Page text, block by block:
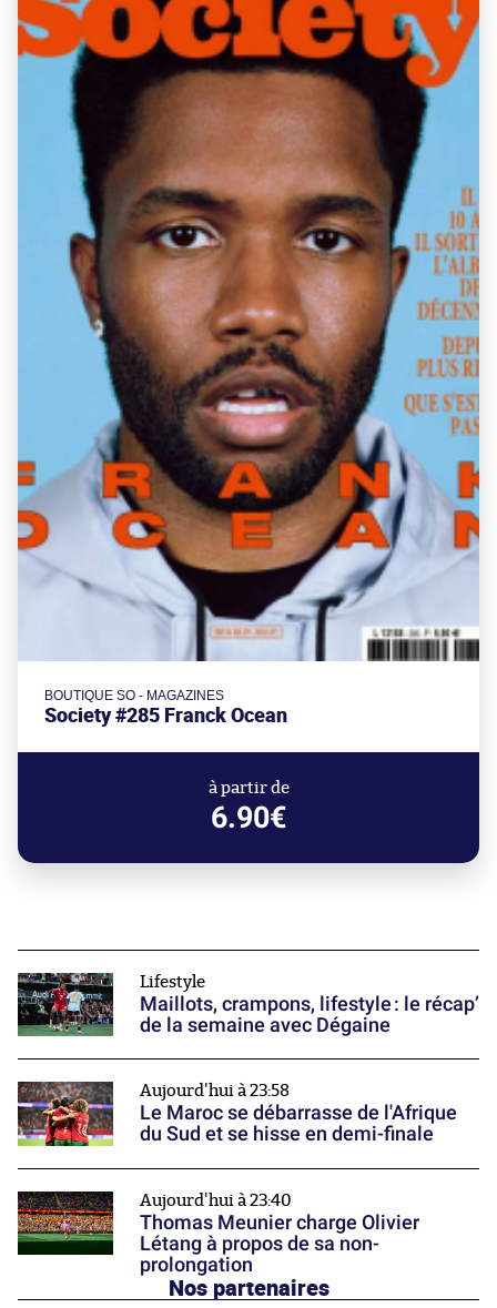
BOUTIQUE SO - MAGAZINES
Society #285 Franck Ocean
à partir de
6.90€
Lifestyle
Maillots, crampons, lifestyle : le récap’
de la semaine avec Dégaine
Aujourd'hui à 23:58
Le Maroc se débarrasse de l'Afrique
du Sud et se hisse en demi-finale
Aujourd'hui à 23:40
Thomas Meunier charge Olivier
Létang à propos de sa non-
prolongation
Nos partenaires